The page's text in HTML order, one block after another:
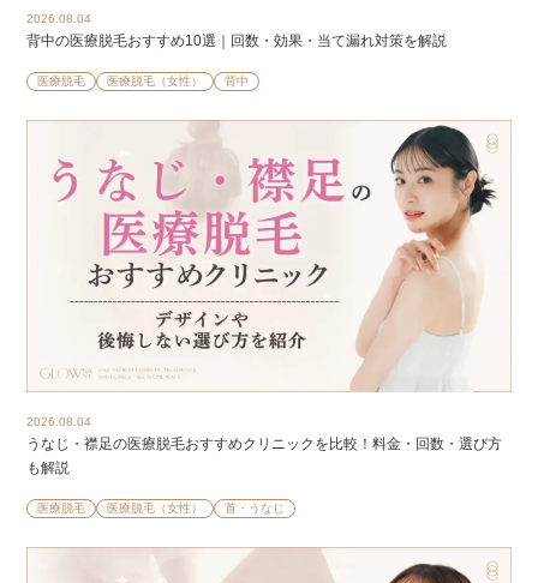
2026.08.04
背中の医療脱毛おすすめ10選｜回数・効果・当て漏れ対策を解説
医療脱毛 医療脱毛（女性） 背中
2026.08.04
うなじ・襟足の医療脱毛おすすめクリニックを比較！料金・回数・選び方
も解説
医療脱毛 医療脱毛（女性） 首・うなじ